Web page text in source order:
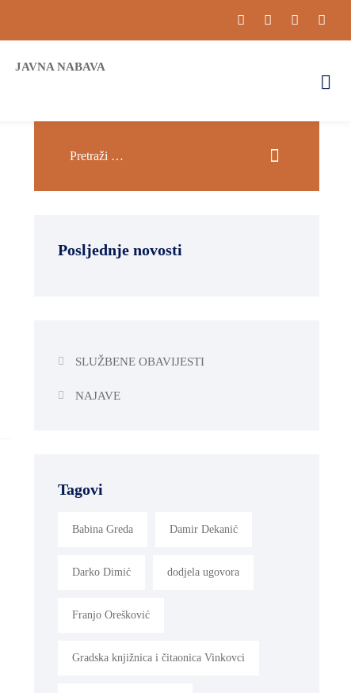
JAVNA NABAVA
Posljednje novosti
SLUŽBENE OBAVIJESTI
NAJAVE
Tagovi
Babina Greda Damir Dekanić
Darko Dimić dodjela ugovora
Franjo Orešković
Gradska knjižnica i čitaonica Vinkovci